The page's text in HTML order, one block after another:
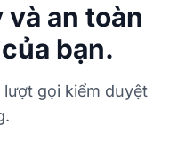
an toàn
bạn.
lượt gọi kiểm duyệt